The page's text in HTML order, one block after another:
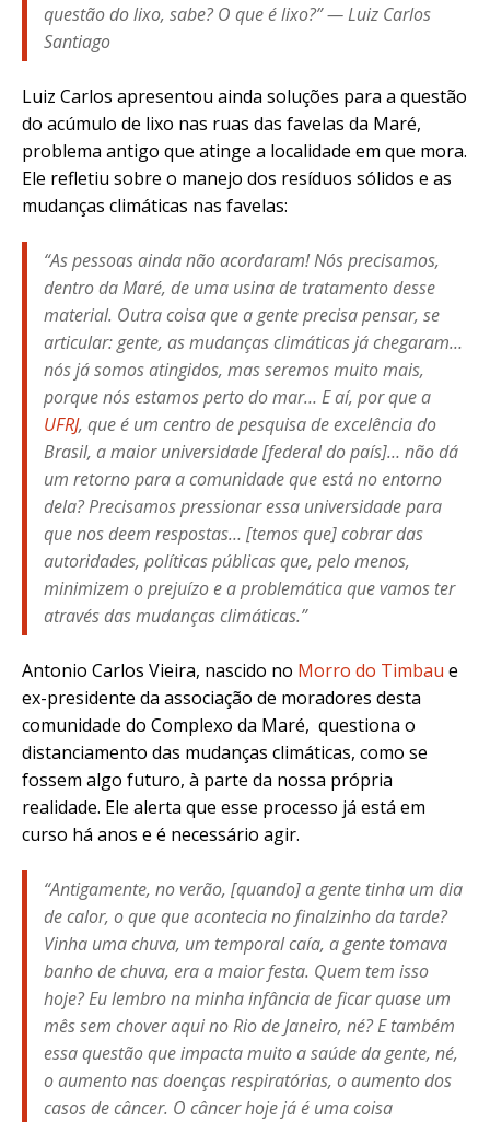
questão do lixo, sabe? O que é lixo?” — Luiz Carlos
Santiago
Luiz Carlos apresentou ainda soluções para a questão
do acúmulo de lixo nas ruas das favelas da Maré,
problema antigo que atinge a localidade em que mora.
Ele refletiu sobre o manejo dos resíduos sólidos e as
mudanças climáticas nas favelas:
“As pessoas ainda não acordaram! Nós precisamos,
dentro da Maré, de uma usina de tratamento desse
material. Outra coisa que a gente precisa pensar, se
articular: gente, as mudanças climáticas já chegaram…
nós já somos atingidos, mas seremos muito mais,
porque nós estamos perto do mar… E aí, por que a
UFRJ, que é um centro de pesquisa de excelência do
Brasil, a maior universidade [federal do país]… não dá
um retorno para a comunidade que está no entorno
dela? Precisamos pressionar essa universidade para
que nos deem respostas… [temos que] cobrar das
autoridades, políticas públicas que, pelo menos,
minimizem o prejuízo e a problemática que vamos ter
através das mudanças climáticas.”
Antonio Carlos Vieira, nascido no Morro do Timbau e
ex-presidente da associação de moradores desta
comunidade do Complexo da Maré, questiona o
distanciamento das mudanças climáticas, como se
fossem algo futuro, à parte da nossa própria
realidade. Ele alerta que esse processo já está em
curso há anos e é necessário agir.
“Antigamente, no verão, [quando] a gente tinha um dia
de calor, o que que acontecia no finalzinho da tarde?
Vinha uma chuva, um temporal caía, a gente tomava
banho de chuva, era a maior festa. Quem tem isso
hoje? Eu lembro na minha infância de ficar quase um
mês sem chover aqui no Rio de Janeiro, né? E também
essa questão que impacta muito a saúde da gente, né,
o aumento nas doenças respiratórias, o aumento dos
casos de câncer. O câncer hoje já é uma coisa